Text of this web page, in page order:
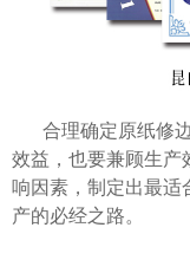
合理确定原纸修
效益，也要兼顾生产
响因素，制定出最适
产的必经之路。